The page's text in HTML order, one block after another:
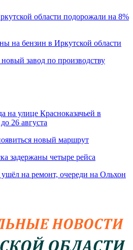
области подорожали на 8%
на бензин в Иркутской области
завод по производству
на улице Красноказачьей в
26 августа
новый маршрут
задержаны четыре рейса
на ремонт, очереди на Ольхон